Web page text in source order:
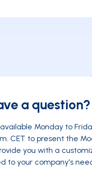
a question?
Monday to
CET to present the
you with a
to your company's